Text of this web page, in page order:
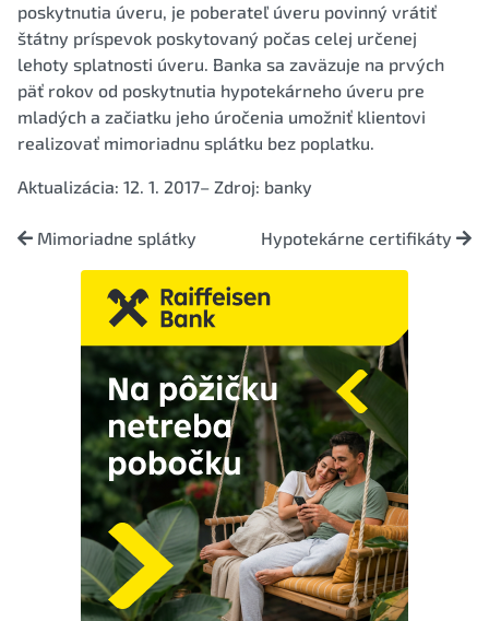
poskytnutia úveru, je poberateľ úveru povinný vrátiť
štátny príspevok poskytovaný počas celej určenej
lehoty splatnosti úveru. Banka sa zaväzuje na prvých
päť rokov od poskytnutia hypotekárneho úveru pre
mladých a začiatku jeho úročenia umožniť klientovi
realizovať mimoriadnu splátku bez poplatku.
Aktualizácia: 12. 1. 2017– Zdroj: banky
Mimoriadne splátky Hypotekárne certifikáty